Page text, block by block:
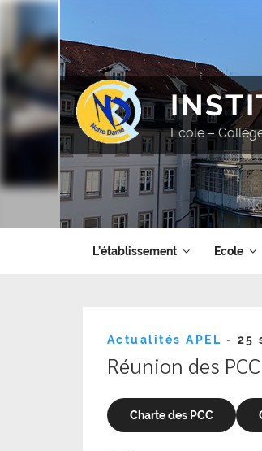
Aller
contenu
principal
Ecole –
L’établissement Ecole
Actualités APEL - 25
Réunion des
Charte des PCC